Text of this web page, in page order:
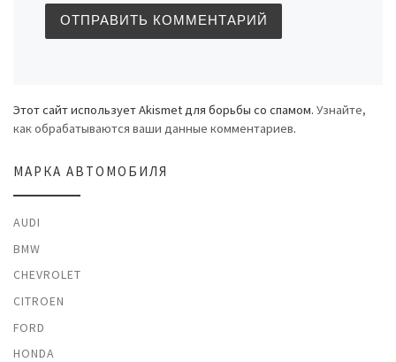
Этот сайт использует Akismet для борьбы со спамом. Узнайте,
как обрабатываются ваши данные комментариев.
МАРКА АВТОМОБИЛЯ
AUDI
BMW
CHEVROLET
CITROEN
FORD
HONDA